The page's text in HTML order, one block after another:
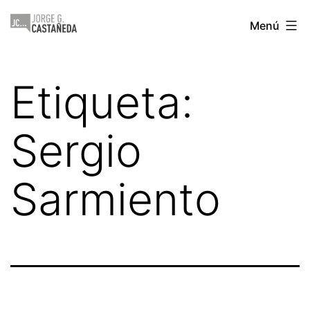
Saltar
Jorge
Menú
Etiqueta:
Sergio
Sarmiento